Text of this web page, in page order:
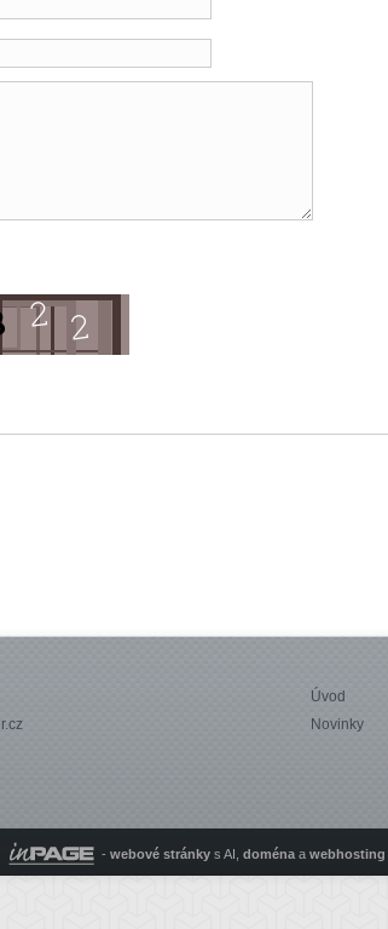
Úvod
Novinky
- webové stránky s AI, doména a webhosting